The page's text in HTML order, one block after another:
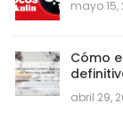
mayo 15,
Cómo
abril 29,